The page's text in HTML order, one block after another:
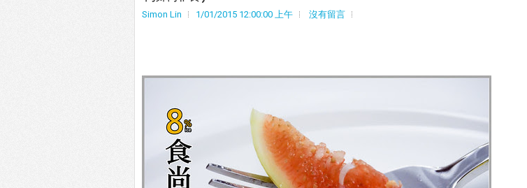
Simon Lin 1/01/2015 12:00:00 上午 沒有留言